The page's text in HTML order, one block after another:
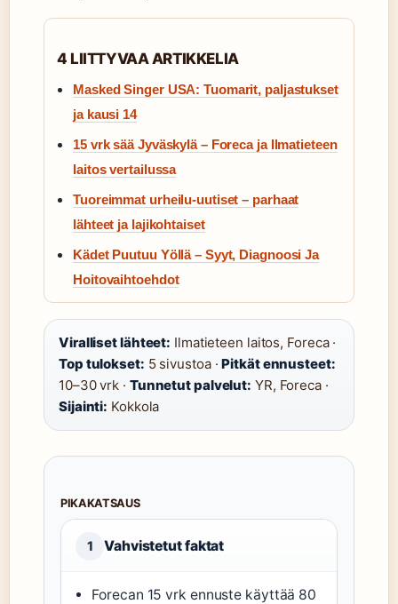
4 LIITTYVAA ARTIKKELIA
Masked Singer USA: Tuomarit, paljastukset
ja kausi 14
15 vrk sää Jyväskylä – Foreca ja Ilmatieteen
laitos vertailussa
Tuoreimmat urheilu-uutiset – parhaat
lähteet ja lajikohtaiset
Kädet Puutuu Yöllä – Syyt, Diagnoosi Ja
Hoitovaihtoehdot
Viralliset lähteet: Ilmatieteen laitos, Foreca ·
Top tulokset: 5 sivustoa ·Pitkät ennusteet:
10–30 vrk · Tunnetut palvelut: YR, Foreca ·
Sijainti: Kokkola
PIKAKATSAUS
1 Vahvistetut faktat
Forecan 15 vrk ennuste käyttää 80